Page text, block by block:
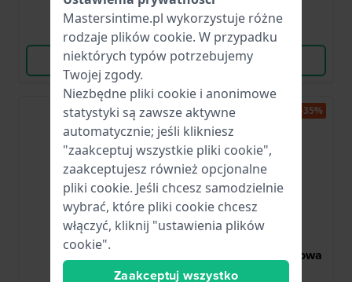
Porównaj
Wyświetl produkt
Porównaj
Wyświetl produkt
Danish Design
IV24Q1248
-45%
Swiss Military Hanowa
SMWGN0001185
-35%
Mastersintime.pl wykorzystuje różne
rodzaje plików cookie. W przypadku
niektórych typów potrzebujemy
Twojej zgody.
Niezbędne pliki cookie i anonimowe
statystyki są zawsze aktywne
automatycznie; jeśli klikniesz
"zaakceptuj wszystkie pliki cookie",
zaakceptujesz również opcjonalne
pliki cookie. Jeśli chcesz samodzielnie
wybrać, które pliki cookie chcesz
włączyć, kliknij "ustawienia plików
cookie".
Zaakceptuj wszystko